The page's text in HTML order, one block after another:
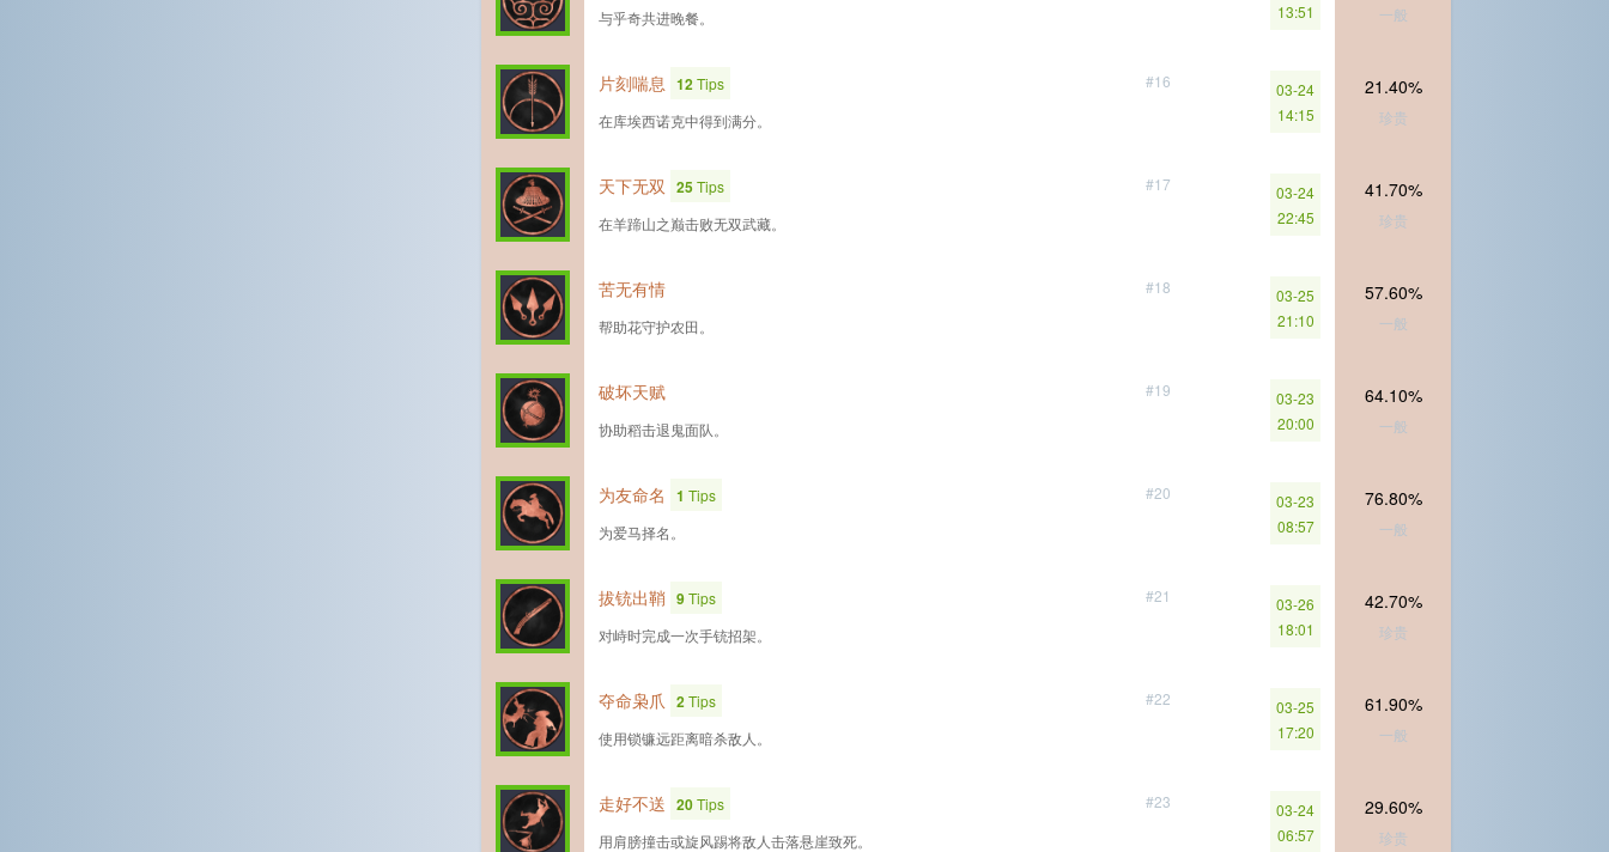
与乎奇共进晚餐。
13:51
一般
#16
片刻喘息 12Tips
在库埃西诺克中得到满分。
03-24
14:15
21.40%
珍贵
#17
天下无双 25Tips
在羊蹄山之巅击败无双武藏。
03-24
22:45
41.70%
珍贵
#18
苦无有情
帮助花守护农田。
03-25
21:10
57.60%
一般
#19
破坏天赋
协助稻击退鬼面队。
03-23
20:00
64.10%
一般
#20
为友命名 1 Tips
为爱马择名。
03-23
08:57
76.80%
一般
#21
拔铳出鞘 9Tips
对峙时完成一次手铳招架。
03-26
18:01
42.70%
珍贵
#22
夺命枭爪 2Tips
使用锁镰远距离暗杀敌人。
03-25
17:20
61.90%
一般
#23
走好不送 20Tips
用肩膀撞击或旋风踢将敌人击落悬崖致死。
03-24
06:57
29.60%
珍贵